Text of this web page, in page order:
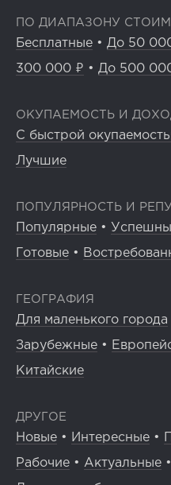
ПО ДИАПАЗОНУ
Бесплатные • До 50
300 000 ₽ • До 500
ОКУПАЕМОСТЬ И
С быстрой
Лучшие
ПОПУЛЯРНОСТЬ И
Популярные •
Готовые •
ГЕОГРАФИЯ
Для маленького города
Зарубежные •
Китайские
ДРУГОЕ
Новые • Интересные •
Рабочие • Актуальные •